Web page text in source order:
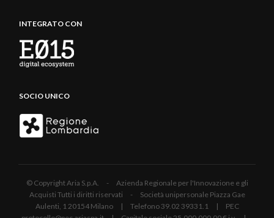
INTEGRATO CON
SOCIO UNICO
© Copyright Aria S.p.A. - Azienda Regionale per l'Innovazione e gli
Acquisti Tutti i diritti riservati - Società unipersonale Piazza Gae
Aulenti, 1 20154 Milano | Telefono 39.02 39331.1 | PEC